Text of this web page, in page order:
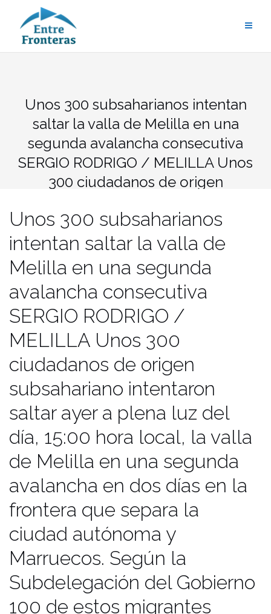
contenido
Unos 300 subsaharianos intentan
saltar la valla de Melilla en una
segunda avalancha consecutiva
SERGIO RODRIGO / MELILLA Unos
300 ciudadanos de origen
plena luz del día, 15:00 hora local, la
valla de Melilla en una segunda
avalancha en dos días en la frontera
que separa la ciudad autónoma y
Marruecos. Según la Subdelegación
del Gobierno 100 de estos migrantes
lograron cruzar la alambrada ayer a
la altura de Rio de Oro, y otros veinte
el lunes. Durante el salto masivo de
ayer dos agentes de la guardia civil
resultaron lesionados, uno de ellos,
con un esguince en la rodilla y, el
otro, con una contusión en la mano
izquierda. Por otro lado, cuatro
migrantes fueron asistidos por
contusiones leves. Además, el salto
masivo provocó la ruptura en 40
metros de la parte superior de la
valla,que mide seis metros de altura,
y que según la jefa de prensa de
subdelegación es “uno de los puntos
Unos 300 subsaharianos
intentan saltar la valla de
Melilla en una segunda
avalancha consecutiva
SERGIO RODRIGO /
MELILLA Unos 300
ciudadanos de origen
subsahariano intentaron
saltar ayer a plena luz del
día, 15:00 hora local, la valla
de Melilla en una segunda
avalancha en dos días en la
frontera que separa la
ciudad autónoma y
Marruecos. Según la
Subdelegación del Gobierno
100 de estos migrantes